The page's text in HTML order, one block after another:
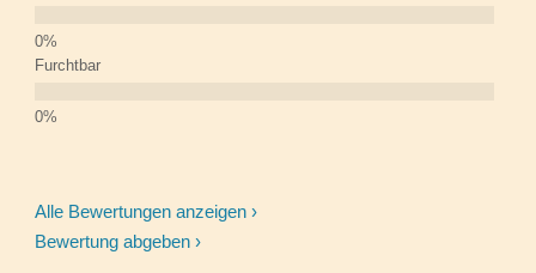
Furchtbar
Alle Bewertungen anzeigen ›
Bewertung abgeben ›